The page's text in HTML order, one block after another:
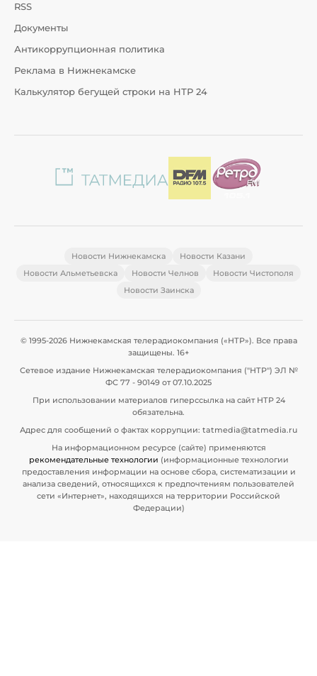
RSS
Документы
Антикоррупционная политика
Реклама в Нижнекамске
Калькулятор бегущей строки на НТР 24
Новости Нижнекамска
Новости Казани
Новости Альметьевска
Новости Челнов
Новости Чистополя
Новости Заинска
© 1995-2026 Нижнекамская телерадиокомпания («НТР»). Все права
защищены. 16+
Сетевое издание Нижнекамская телерадиокомпания ("НТР") ЭЛ №
ФС 77 - 90149 от 07.10.2025
При использовании материалов гиперссылка на сайт НТР 24
обязательна.
Адрес для сообщений о фактах коррупции: tatmedia@tatmedia.ru
На информационном ресурсе (сайте) применяются
рекомендательные технологии (информационные технологии
предоставления информации на основе сбора, систематизации и
анализа сведений, относящихся к предпочтениям пользователей
сети «Интернет», находящихся на территории Российской
Федерации)